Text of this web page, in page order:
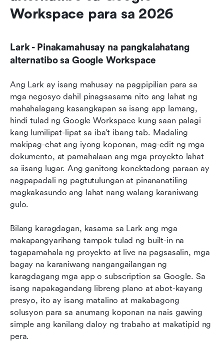
Workspace para sa 2026
Lark - Pinakamahusay na pangkalahatang
alternatibo sa Google Workspace
Ang Lark ay isang mahusay na pagpipilian para sa
mga negosyo dahil pinagsasama nito ang lahat ng
mahahalagang kasangkapan sa isang app lamang,
hindi tulad ng Google Workspace kung saan palagi
kang lumilipat-lipat sa iba't ibang tab. Madaling
makipag-chat ang iyong koponan, mag-edit ng mga
dokumento, at pamahalaan ang mga proyekto lahat
sa iisang lugar. Ang ganitong konektadong paraan ay
nagpapadali ng pagtutulungan at pinananatiling
magkakasundo ang lahat nang walang karaniwang
gulo.
Bilang karagdagan, kasama sa Lark ang mga
makapangyarihang tampok tulad ng built-in na
tagapamahala ng proyekto at live na pagsasalin, mga
bagay na karaniwang nangangailangan ng
karagdagang mga app o subscription sa Google. Sa
isang napakagandang libreng plano at abot-kayang
presyo, ito ay isang matalino at makabagong
solusyon para sa anumang koponan na nais gawing
simple ang kanilang daloy ng trabaho at makatipid ng
pera.